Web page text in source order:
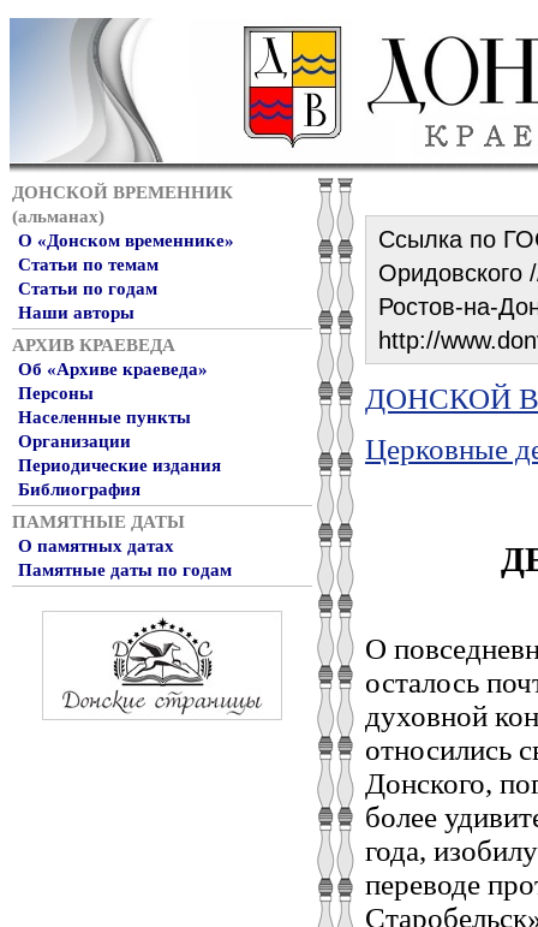
ДОНСКОЙ ВРЕМЕННИК
(альманах)
О «Донском временнике»
Статьи по темам
Статьи по годам
Наши авторы
АРХИВ КРАЕВЕДА
Об «Архиве краеведа»
Персоны
Населенные пункты
Организации
Периодические издания
Библиография
ПАМЯТНЫЕ ДАТЫ
О памятных датах
Памятные даты по годам
Ссылка по
Оридовского
Ростов-на-
http://
ДОНСКОЙ
Церковные
О
осталось
духовной
относились
Донского,
более
года,
переводе